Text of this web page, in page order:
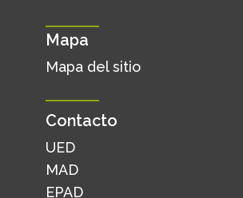
Mapa
Mapa del sitio
Contacto
UED
MAD
EPAD